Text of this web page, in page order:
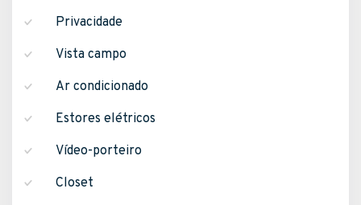
Privacidade
Vista campo
Ar condicionado
Estores elétricos
Vídeo-porteiro
Closet